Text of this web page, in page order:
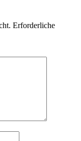
Erforderliche